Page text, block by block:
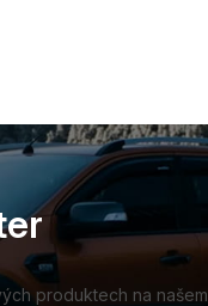
produktech na našem